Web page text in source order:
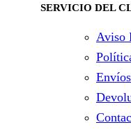
SERVICIO DEL
Aviso